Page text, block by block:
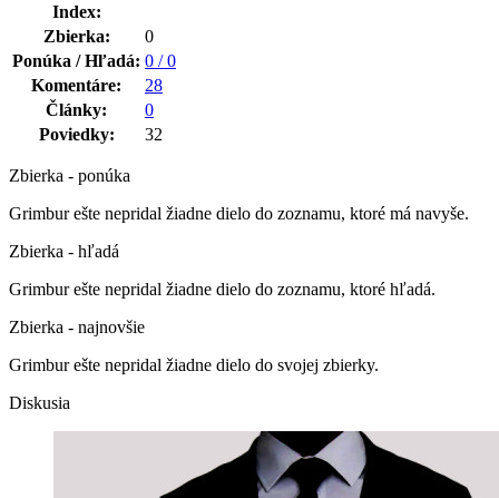
Index:
Zbierka:
0
Ponúka / Hľadá: 0 / 0
Komentáre:
28
Články:
0
Poviedky:
32
Zbierka - ponúka
Grimbur ešte nepridal žiadne dielo do zoznamu, ktoré má navyše.
Zbierka - hľadá
Grimbur ešte nepridal žiadne dielo do zoznamu, ktoré hľadá.
Zbierka - najnovšie
Grimbur ešte nepridal žiadne dielo do svojej zbierky.
Diskusia